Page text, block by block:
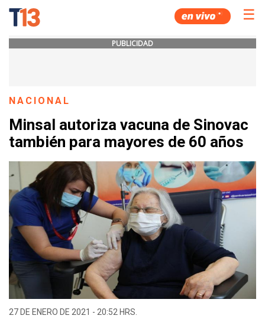
☰
PUBLICIDAD
NACIONAL
Minsal autoriza vacuna de Sinovac
también para mayores de 60 años
27 DE ENERO DE 2021 - 20:52 HRS.